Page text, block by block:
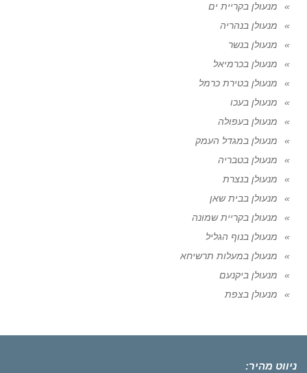
מנעולן בקריית ים
מנעולן בנהריה
מנעולן בנשר
מנעולן בכרמיאל
מנעולן בטירת כרמל
מנעולן בעכו
מנעולן בעפולה
מנעולן במגדל העמק
מנעולן בטבריה
מנעולן בנצרת
מנעולן בבית שאן
מנעולן בקריית שמונה
מנעולן בנוף הגליל
מנעולן במעלות תרשיחא
מנעולן ביקנעם
מנעולן בצפת
ניווט מהיר: